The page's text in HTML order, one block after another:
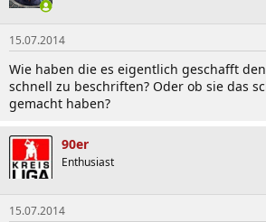
15.07.2014
Wie haben die es eigentlich geschafft
schnell zu beschriften? Oder ob sie das
gemacht haben?
90er
Enthusiast
15.07.2014